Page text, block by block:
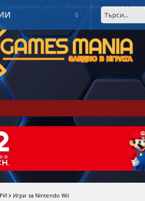
справедливи цени | Лесна комуникация |
Игри за Nintendo Wii